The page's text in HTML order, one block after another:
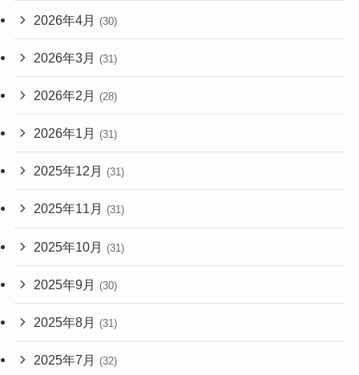
2026年4月 (30)
2026年3月 (31)
2026年2月 (28)
2026年1月 (31)
2025年12月 (31)
2025年11月 (31)
2025年10月 (31)
2025年9月 (30)
2025年8月 (31)
2025年7月 (32)